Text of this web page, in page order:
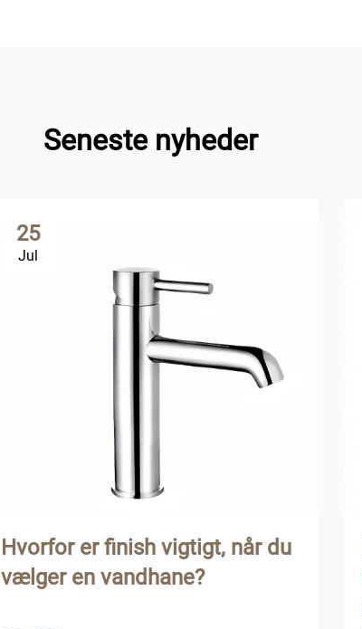
Seneste nyheder
25
Jul
Hvorfor er finish vigtigt, når du
vælger en vandhane?